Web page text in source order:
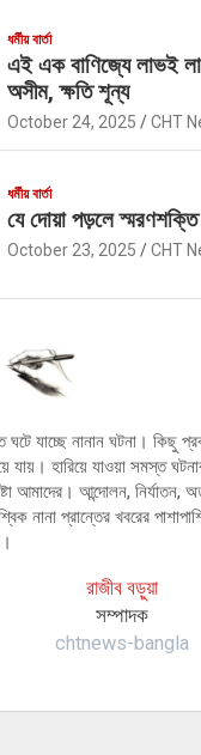
ধর্মীয় বার্তা
এই এক বাণিজ্যে লাভই
অসীম, ক্ষতি শূন্য
October 24, 2025 CHT
ধর্মীয় বার্তা
যে দোয়া পড়লে স্মরণশক্তি
October 23, 2025 CHT
ঘটে যাচ্ছে নানান ঘটনা। কিছু
যায়। হারিয়ে যাওয়া সমস্ত
আমাদের। আন্দোলন, নির্যাতন,
নানা প্রান্তের খবরের
রাজীব বড়ুয়া
সম্পাদক
chtnews-bangla